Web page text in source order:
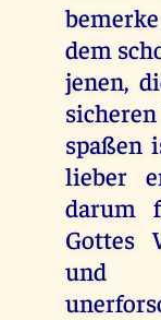
dem
jenen,
spaßen
lieber
darum
Gottes
und